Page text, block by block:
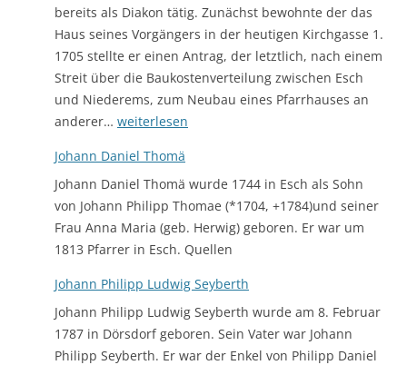
bereits als Diakon tätig. Zunächst bewohnte der das
Haus seines Vorgängers in der heutigen Kirchgasse 1.
1705 stellte er einen Antrag, der letztlich, nach einem
Streit über die Baukostenverteilung zwischen Esch
und Niederems, zum Neubau eines Pfarrhauses an
anderer… Johann
Thiel
weiterlesen
Johann Daniel Thomä
Johann Daniel Thomä wurde 1744 in Esch als Sohn
von Johann Philipp Thomae (*1704, +1784)und seiner
Frau Anna Maria (geb. Herwig) geboren. Er war um
1813 Pfarrer in Esch. Quellen
Johann Philipp Ludwig Seyberth
Johann Philipp Ludwig Seyberth wurde am 8. Februar
1787 in Dörsdorf geboren. Sein Vater war Johann
Philipp Seyberth. Er war der Enkel von Philipp Daniel